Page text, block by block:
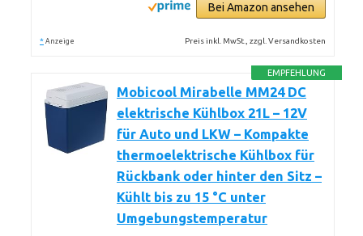
Bei Amazon ansehen
* Anzeige Preis inkl. MwSt., zzgl. Versandkosten
EMPFEHLUNG
Mobicool Mirabelle MM24 DC
elektrische Kühlbox 21L – 12V
für Auto und LKW – Kompakte
thermoelektrische Kühlbox für
Rückbank oder hinter den Sitz –
Kühlt bis zu 15 °C unter
Umgebungstemperatur